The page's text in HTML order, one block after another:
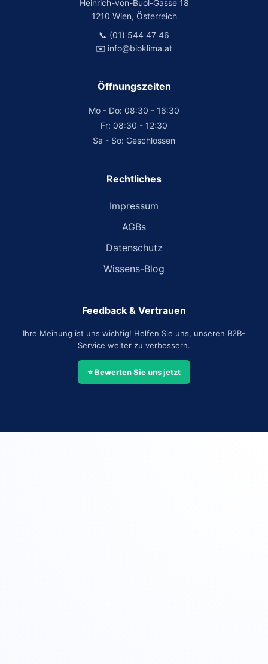
Heinrich-von-Buol-Gasse 18
1210 Wien, Österreich
📞 (01) 544 47 46
✉️ info@bioklima.at
Öffnungszeiten
Mo - Do: 08:30 - 16:30
Fr: 08:30 - 12:30
Sa - So: Geschlossen
Rechtliches
Impressum
AGBs
Datenschutz
Wissens-Blog
Feedback & Vertrauen
Ihre Meinung ist uns wichtig! Helfen Sie uns, unseren B2B-
Service weiter zu verbessern.
⭐ Bewerten Sie uns jetzt